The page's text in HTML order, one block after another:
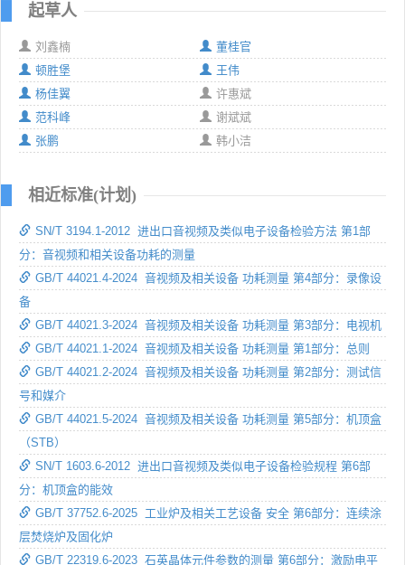
起草人
刘鑫楠
董桂官
顿胜堡
王伟
杨佳翼
许惠斌
范科峰
谢斌斌
张鹏
韩小洁
相近标准(计划)
SN/T 3194.1-2012 进出口音视频及类似电子设备检验方法 第1部
分：音视频和相关设备功耗的测量
GB/T 44021.4-2024 音视频及相关设备 功耗测量 第4部分：录像设
备
GB/T 44021.3-2024 音视频及相关设备 功耗测量 第3部分：电视机
GB/T 44021.1-2024 音视频及相关设备 功耗测量 第1部分：总则
GB/T 44021.2-2024 音视频及相关设备 功耗测量 第2部分：测试信
号和媒介
GB/T 44021.5-2024 音视频及相关设备 功耗测量 第5部分：机顶盒
（STB）
SN/T 1603.6-2012 进出口音视频及类似电子设备检验规程 第6部
分：机顶盒的能效
GB/T 37752.6-2025 工业炉及相关工艺设备 安全 第6部分：连续涂
层焚烧炉及固化炉
GB/T 22319.6-2023 石英晶体元件参数的测量 第6部分：激励电平